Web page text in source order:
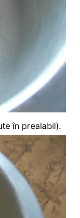
în prealabil).